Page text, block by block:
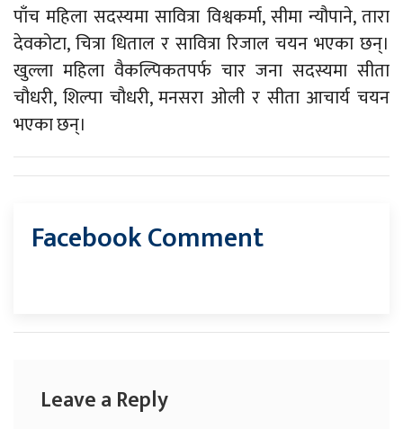
पाँच महिला सदस्यमा सावित्रा विश्वकर्मा, सीमा न्यौपाने, तारा
देवकोटा, चित्रा धिताल र सावित्रा रिजाल चयन भएका छन्।
खुल्ला महिला वैकल्पिकतपर्फ चार जना सदस्यमा सीता
चौधरी, शिल्पा चौधरी, मनसरा ओली र सीता आचार्य चयन
भएका छन्।
Facebook Comment
Leave a Reply